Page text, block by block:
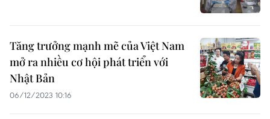
Tăng trưởng mạnh mẽ của Việt Nam
mở ra nhiều cơ hội phát triển với
Nhật Bản
06/12/2023 10:16